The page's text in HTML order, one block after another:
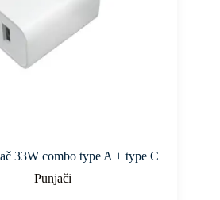
33W combo type A + type C
Punjači